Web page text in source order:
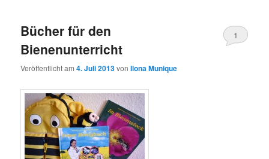
Bücher für den
Bienenunterricht
Veröffentlicht am4. Juli 2013vonIlona Munique
1